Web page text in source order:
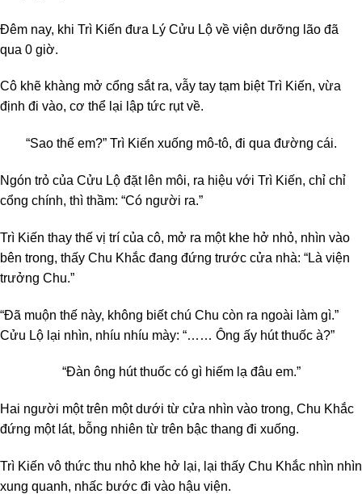
Đêm nay, khi Trì Kiến đưa Lý Cửu Lộ về viện dưỡng lão đã
qua 0 giờ.
Cô khẽ khàng mở cổng sắt ra, vẫy tay tạm biệt Trì Kiến, vừa
định đi vào, cơ thể lại lập tức rụt về.
“Sao thế em?” Trì Kiến xuống mô-tô, đi qua đường cái.
Ngón trỏ của Cửu Lộ đặt lên môi, ra hiệu với Trì Kiến, chỉ chỉ
cổng chính, thì thầm: “Có người ra.”
Trì Kiến thay thế vị trí của cô, mở ra một khe hở nhỏ, nhìn vào
bên trong, thấy Chu Khắc đang đứng trước cửa nhà: “Là viện
trưởng Chu.”
“Đã muộn thế này, không biết chú Chu còn ra ngoài làm gì.”
Cửu Lộ lại nhìn, nhíu nhíu mày: “…… Ông ấy hút thuốc à?”
“Đàn ông hút thuốc có gì hiếm lạ đâu em.”
Hai người một trên một dưới từ cửa nhìn vào trong, Chu Khắc
đứng một lát, bỗng nhiên từ trên bậc thang đi xuống.
Trì Kiến vô thức thu nhỏ khe hở lại, lại thấy Chu Khắc nhìn nhìn
xung quanh, nhấc bước đi vào hậu viện.